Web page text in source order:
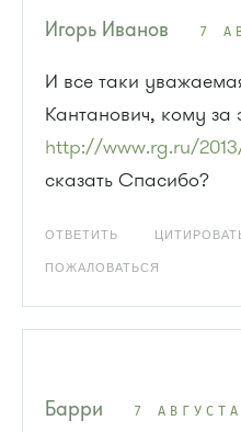
Игорь Иванов 7
И все таки
Кантанович, кому за
http://www.rg.ru/
сказать Спасибо?
ОТВЕТИТЬ
ПОЖАЛОВАТЬСЯ
Барри 7